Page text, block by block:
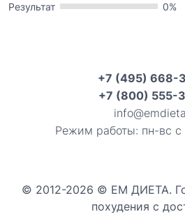
Результат
0%
+7 (495) 668-
+7 (800) 555-
Режим работы: пн-вс с
© 2012-2026 © ЕМ ДИЕТА.
похудения с